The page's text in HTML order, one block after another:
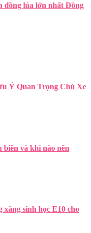
đồng lúa lớn nhất Đồng
Ý Quan Trọng Chủ Xe
biên và khi nào nên
xăng sinh học E10 cho